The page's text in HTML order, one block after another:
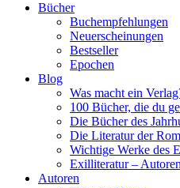
Bücher
Buchempfehlungen
Neuerscheinungen
Bestseller
Epochen
Blog
Was macht ein
100 Bücher, die du
Die Bücher des
Die Literatur der
Wichtige Werke des
Exilliteratur –
Autoren